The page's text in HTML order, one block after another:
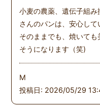
小麦の農薬、遺伝子組
さんのパンは、安心して
そのままでも、焼いて
そうになります（笑)
M
投稿日: 2026/05/29